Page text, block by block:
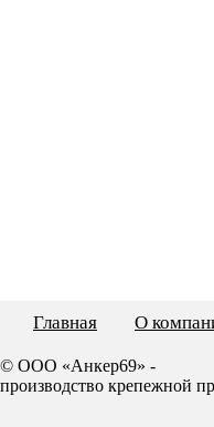
Главная О
© ООО «Анкер69» -
производство крепежной